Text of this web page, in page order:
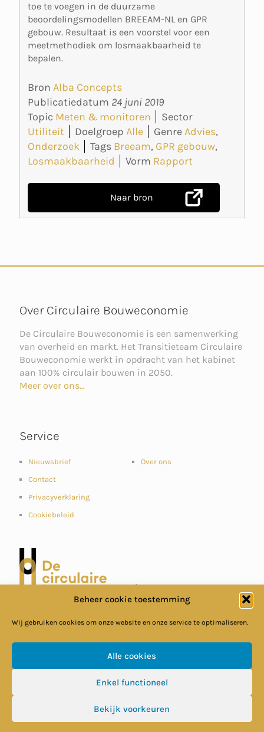
Beheer cookie toestemming
Wij gebruiken cookies om onze website en onze service te optimaliseren.
Alle cookies
Enkel functioneel
Bekijk voorkeuren
toe te voegen in de duurzame
beoordelingsmodellen BREEAM-NL en GPR
gebouw. Resultaat is een voorstel voor een
meetmethodiek om losmaakbaarheid te
bepalen.
Bron Alba Concepts
Publicatiedatum 24 juni 2019
Topic Meten & monitoren
Sector
Utiliteit
Doelgroep Alle GenreAdvies,
Onderzoek
Tags Breeam, GPR gebouw,
Losmaakbaarheid
Vorm Rapport
Naar bron
Over Circulaire Bouweconomie
De Circulaire Bouweconomie is een samenwerking
van overheid en markt. Het Transitieteam Circulaire
Bouweconomie werkt in opdracht van het kabinet
aan 100% circulair bouwen in 2050.
Meer over ons...
Service
Nieuwsbrief
Contact
Privacyverklaring
Cookiebeleid
Over ons